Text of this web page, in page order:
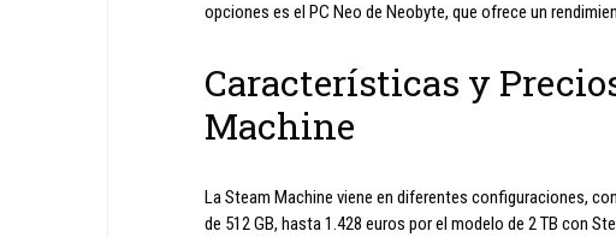
opciones es el PC Neo de Neobyte, que ofrece un
Características y
Machine
La Steam Machine viene en diferentes configuraciones,
de 512 GB, hasta 1.428 euros por el modelo de 2 TB con